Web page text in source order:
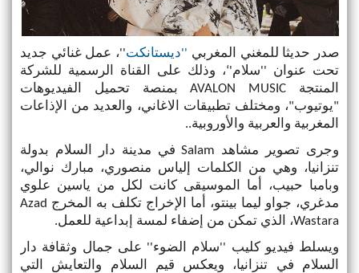
صدر حديثا للمغني المغربي ''ديستانكت''، عمل غنائي جديد
تحت عنوان ''سلام'‘، وذلك على القناة الرسمية للشركة
المنتجة AVALON MUSICبمنصة تحميل الفيديوهات
"يوتيوب"، ومختلف تطبيقات الاغاني، والعديد من الإذاعات
المغربية والعربية والأوروبية..
وجرى تصوير مشاهد Salam في مدينة دار السلام بدولة
تنزانيا، وهي من الكلمات إلياس منصوري، مبارك نوالي،
وبامبا حبيب، أما الموسيقى كانت لكل من ياسين علوي
مدغري، جواو ليما بينتو، أما الإخراج تكلف به المخرج Azad
Wastara، الذي تمكن من إضفاء لمسة إبداعية للعمل.
ويسلط فيديو كليب ''سلام الضوء'' على جمال وثقافة دار
السلام في تنزانيا، ويعكس قيم السلام والتعايش التي